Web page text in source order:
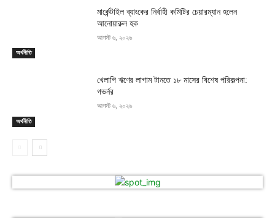
অর্থনীতি
মার্কেন্টাইল ব্যাংকের নির্বাহী কমিটির চেয়ারম্যান হলেন
আনোয়ারুল হক
আগস্ট ৬, ২০২৬
অর্থনীতি
খেলাপি ঋণের লাগাম টানতে ১৮ মাসের বিশেষ পরিকল্পনা:
গভর্নর
আগস্ট ৬, ২০২৬